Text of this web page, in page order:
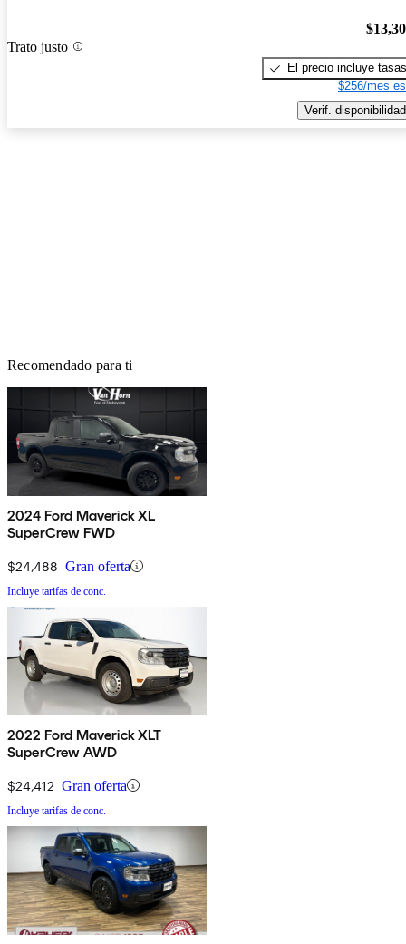
Trato justo
El precio incluye tasas
$256/mes
Verif. disponibilidad
Recomendado para ti
2024 Ford Maverick XL
SuperCrew FWD
$24,488 Gran oferta
Incluye tarifas de conc.
2022 Ford Maverick XLT
SuperCrew AWD
$24,412 Gran oferta
Incluye tarifas de conc.